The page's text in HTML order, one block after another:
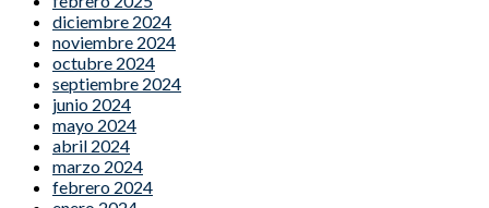
diciembre 2024
noviembre 2024
octubre 2024
septiembre 2024
junio 2024
mayo 2024
abril 2024
marzo 2024
febrero 2024